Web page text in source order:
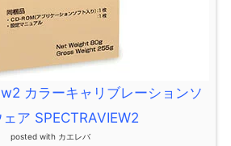
カラーキャリブレーションソ
ア SPECTRAVIEW2
posted with カエレバ